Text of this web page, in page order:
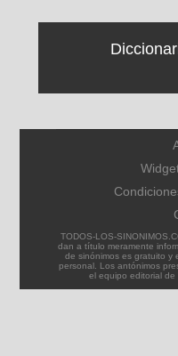
TODOS-LOS-
dan a título meramente
de sinónimos es gratuito y
personal. Los antónimos
el equipo editorial de